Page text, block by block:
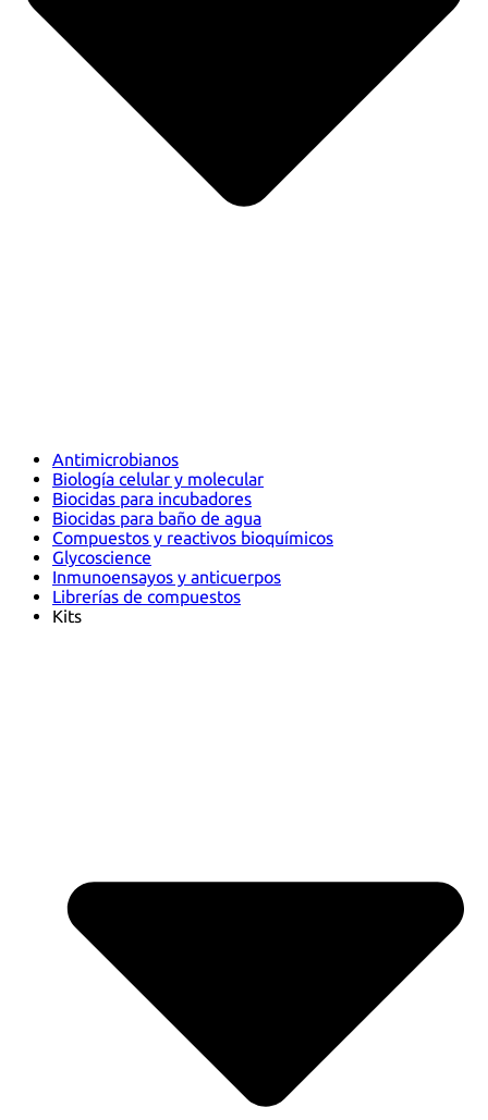
Antimicrobianos
Biología celular y molecular
Biocidas para incubadores
Biocidas para baño de agua
Compuestos y reactivos bioquímicos
Glycoscience
Inmunoensayos y anticuerpos
Librerías de compuestos
Kits